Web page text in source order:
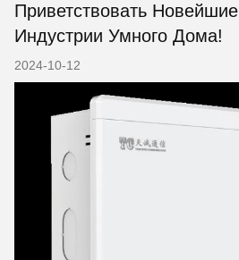
Приветствовать
Индустрии Умного Дома!
2024-10-12